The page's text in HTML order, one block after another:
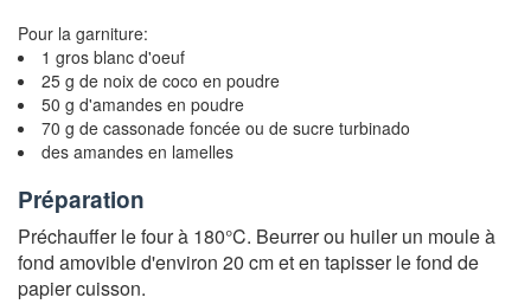
Pour la garniture:
1 gros blanc d'oeuf
25 g de noix de coco en poudre
50 g d'amandes en poudre
70 g de cassonade foncée ou de sucre turbinado
des amandes en lamelles
Préparation
Préchauffer le four à 180°C. Beurrer ou huiler un moule à
fond amovible d'environ 20 cm et en tapisser le fond de
papier cuisson.